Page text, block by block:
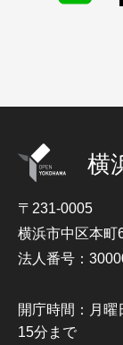
横
〒231-0005
横浜市中区本町
法人番号：
開庁時間：月
15分まで